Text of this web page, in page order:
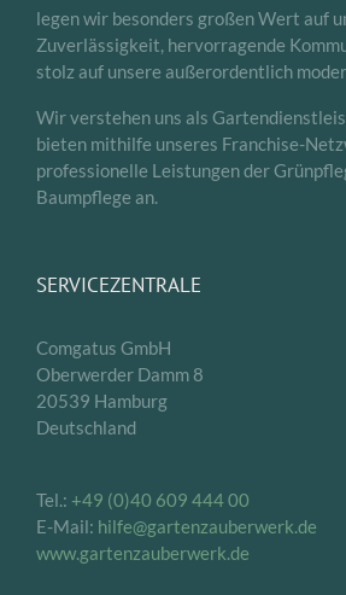
legen wir besonders großen Wert auf
Zuverlässigkeit, hervorragende
stolz auf unsere außerordentlich
Wir verstehen uns als
bieten mithilfe unseres Franchise-
professionelle Leistungen der
Baumpflege an.
SERVICEZENTRALE
Comgatus GmbH
Oberwerder Damm 8
20539 Hamburg
Deutschland
Tel.: +49 (0)40 609 444 00
E-Mail: hilfe@gartenzauberwerk.de
www.gartenzauberwerk.de